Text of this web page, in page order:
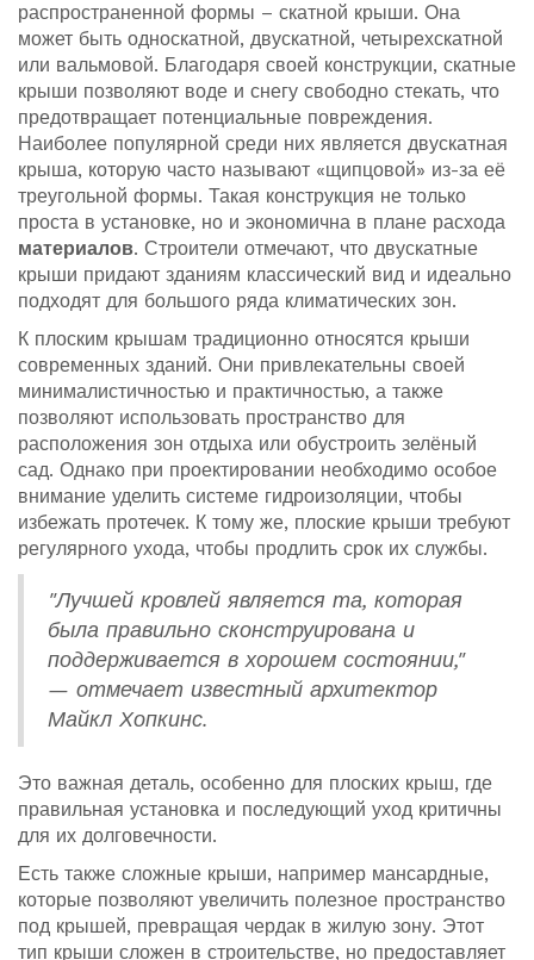
распространенной формы – скатной крыши. Она
может быть односкатной, двускатной, четырехскатной
или вальмовой. Благодаря своей конструкции, скатные
крыши позволяют воде и снегу свободно стекать, что
предотвращает потенциальные повреждения.
Наиболее популярной среди них является двускатная
крыша, которую часто называют «щипцовой» из-за её
треугольной формы. Такая конструкция не только
проста в установке, но и экономична в плане расхода
материалов. Строители отмечают, что двускатные
крыши придают зданиям классический вид и идеально
подходят для большого ряда климатических зон.
К плоским крышам традиционно относятся крыши
современных зданий. Они привлекательны своей
минималистичностью и практичностью, а также
позволяют использовать пространство для
расположения зон отдыха или обустроить зелёный
сад. Однако при проектировании необходимо особое
внимание уделить системе гидроизоляции, чтобы
избежать протечек. К тому же, плоские крыши требуют
регулярного ухода, чтобы продлить срок их службы.
"Лучшей кровлей является та, которая
была правильно сконструирована и
поддерживается в хорошем состоянии,"
— отмечает известный архитектор
Майкл Хопкинс.
Это важная деталь, особенно для плоских крыш, где
правильная установка и последующий уход критичны
для их долговечности.
Есть также сложные крыши, например мансардные,
которые позволяют увеличить полезное пространство
под крышей, превращая чердак в жилую зону. Этот
тип крыши сложен в строительстве, но предоставляет